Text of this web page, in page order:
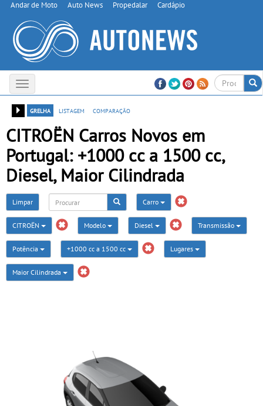
Andar de Moto Auto News Propedalar Cardápio
Toggle
navigation
grelha
listagem comparação
CITROËN Carros Novos em
Portugal: +1000 cc a 1500 cc,
Diesel, Maior Cilindrada
Limpar Carro
CITROËN Modelo Diesel Transmissão
Potência +1000 cc a 1500 cc Lugares
Maior Cilindrada